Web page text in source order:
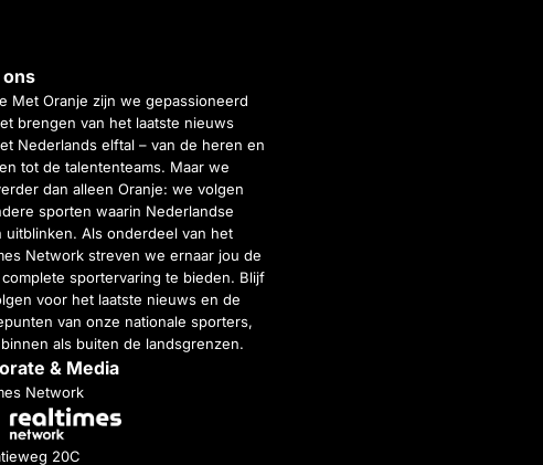
Met Oranje zijn we gepassioneerd
brengen van het laatste nieuws
Nederlands elftal – van de heren en
tot de talententeams. Maar we
dan alleen Oranje: we volgen
sporten waarin Nederlandse
uitblinken. Als onderdeel van het
Network streven we ernaar jou de
complete sportervaring te bieden. Blijf
voor het laatste nieuws en de
van onze nationale sporters,
als buiten de landsgrenzen.
& Media
Network
20C